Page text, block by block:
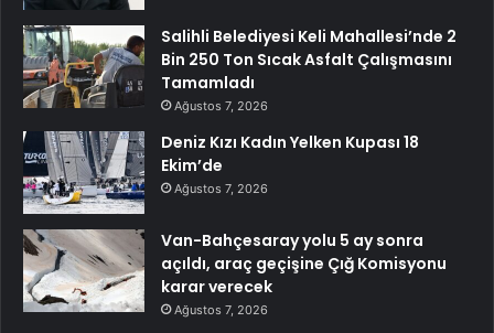
Salihli Belediyesi Keli Mahallesi’nde 2
Bin 250 Ton Sıcak Asfalt Çalışmasını
Tamamladı
Ağustos 7, 2026
Deniz Kızı Kadın Yelken Kupası 18
Ekim’de
Ağustos 7, 2026
Van-Bahçesaray yolu 5 ay sonra
açıldı, araç geçişine Çığ Komisyonu
karar verecek
Ağustos 7, 2026